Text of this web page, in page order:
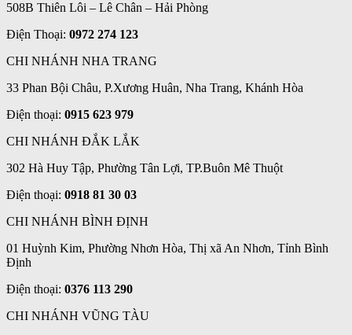
508B Thiên Lôi – Lê Chân – Hải Phòng
Điện Thoại: 0972 274 123
CHI NHÁNH NHA TRANG
33 Phan Bội Châu, P.Xương Huân, Nha Trang, Khánh Hòa
Điện thoại: 0915 623 979
CHI NHÁNH ĐẮK LẮK
302 Hà Huy Tập, Phường Tân Lợi, TP.Buôn Mê Thuột
Điện thoại: 0918 81 30 03
CHI NHÁNH BÌNH ĐỊNH
01 Huỳnh Kim, Phường Nhơn Hòa, Thị xã An Nhơn, Tỉnh Bình
Định
Điện thoại: 0376 113 290
CHI NHÁNH VŨNG TÀU